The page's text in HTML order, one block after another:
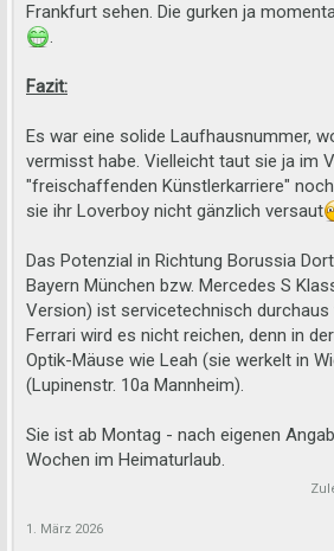
Frankfurt sehen. Die gurken ja
.
Fazit:
Es war eine solide Laufhausnummer,
vermisst habe. Vielleicht taut sie ja im
"freischaffenden Künstlerkarriere"
sie ihr Loverboy nicht gänzlich versaut
Das Potenzial in Richtung Borussia
Bayern München bzw. Mercedes S
Version) ist servicetechnisch durchaus
Ferrari wird es nicht reichen, denn in
Optik-Mäuse wie Leah (sie werkelt in
(Lupinenstr. 10a Mannheim).
Sie ist ab Montag - nach eigenen
Wochen im Heimaturlaub.
1. März 2026